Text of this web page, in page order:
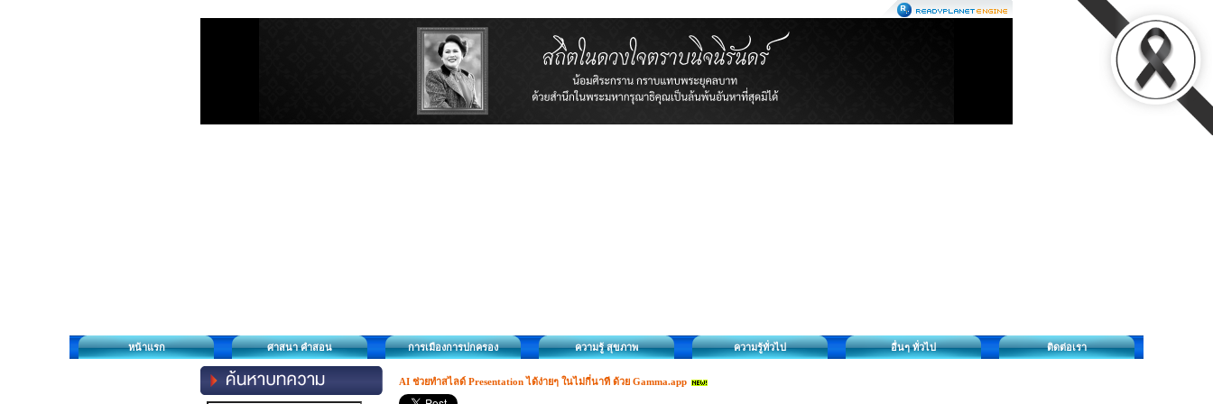
หน้าแรก ศาสนา คำสอน การเมืองการปกครอง ความรู้ สุขภาพ ความรู้ทั่วไป อื่นๆ ทั่วไป ติดต่อเรา
AI ช่วยทำสไลด์ Presentation ได้ง่ายๆ ในไม่กี่นาที ด้วย Gamma.app